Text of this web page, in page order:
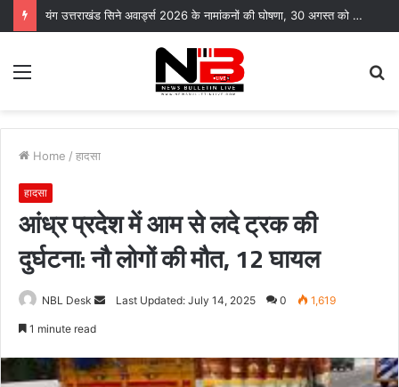
यंग उत्तराखंड सिने अवार्ड्स 2026 के नामांकनों की घोषणा, 30 अगस्त को भारत मंडपम में होगा भव्य समारोह
Menu
Home / हादसा
हादसा
आंध्र प्रदेश में आम से लदे ट्रक की
दुर्घटना: नौ लोगों की मौत, 12 घायल
NBL Desk
SendLast Updated: July 14, 2025 0 1,619
1 minute read